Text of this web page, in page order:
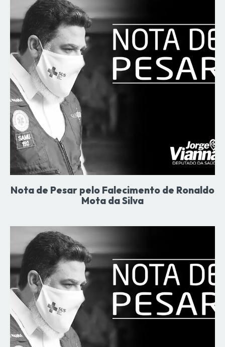
Nota de Pesar pelo Falecimento de Ronaldo
Mota da Silva